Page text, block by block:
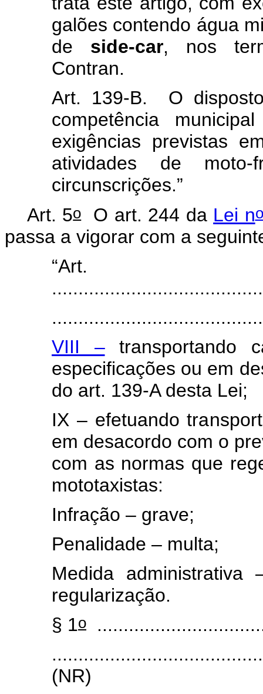
galões contendo água
de side-car, nos
Contran.
Art. 139-B. O
competência
exigências previstas
atividades de
circunscrições.”
Art. 5oO art. 244 da Lei no
passa a vigorar com a
VIII –transportando
especificações ou em
do art. 139-A desta Lei;
IX – efetuando
em desacordo com o
com as normas que
mototaxistas:
Infração – grave;
Penalidade – multa;
Medida
regularização.
§ 1o
(NR)